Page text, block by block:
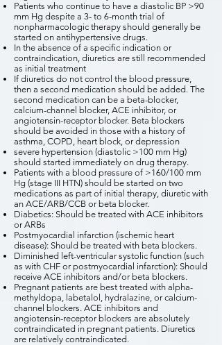
Patients who continue to have a diastolic BP >90
mm Hg despite a 3- to 6-month trial of
nonpharmacologic therapy should generally be
started on antihypertensive drugs.
In the absence of a specific indication or
contraindication, diuretics are still recommended
as initial treatment
If diuretics do not control the blood pressure,
then a second medication should be added. The
second medication can be a beta-blocker,
calcium-channel blocker, ACE inhibitor, or
angiotensin-receptor blocker. Beta blockers
should be avoided in those with a history of
asthma, COPD, heart block, or depression
severe hypertension (diastolic >100 mm Hg)
should started immediately on drug therapy.
Patients with a blood pressure of >160/100 mm
Hg (stage III HTN) should be started on two
medications as part of initial therapy, diuretic with
an ACE/ARB/CCB or beta blocker.
Diabetics: Should be treated with ACE inhibitors
or ARBs
Postmyocardial infarction (ischemic heart
disease): Should be treated with beta blockers.
Diminished left-ventricular systolic function (such
as with CHF or postmyocardial infarction): Should
receive ACE inhibitors and/or beta blockers.
Pregnant patients are best treated with alpha-
methyldopa, labetalol, hydralazine, or calcium-
channel blockers. ACE inhibitors and
angiotensin-receptor blockers are absolutely
contraindicated in pregnant patients. Diuretics
are relatively contraindicated.